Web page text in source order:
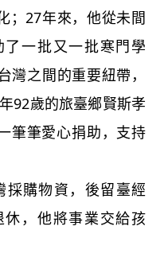
；27年來，他從未間
一批又一批寒門學
灣之間的重要紐帶，
92歲的旅臺鄉賢斯孝
筆筆愛心捐助，支持
購物資，後留臺經
，他將事業交給孩